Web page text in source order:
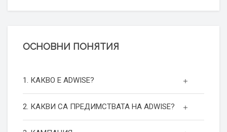
ОСНОВНИ ПОНЯТИЯ
1. КАКВО Е ADWISE?
2. КАКВИ СА ПРЕДИМСТВАТА НА ADWISE?